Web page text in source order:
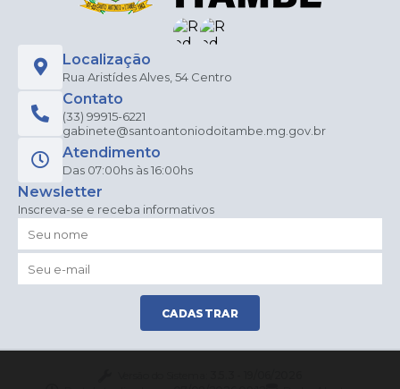
Localização
Rua Aristídes Alves, 54 Centro
Contato
(33) 99915-6221
gabinete@santoantoniodoitambe.mg.gov.br
Atendimento
Das 07:00hs às 16:00hs
Newsletter
Inscreva-se e receba informativos
CADASTRAR